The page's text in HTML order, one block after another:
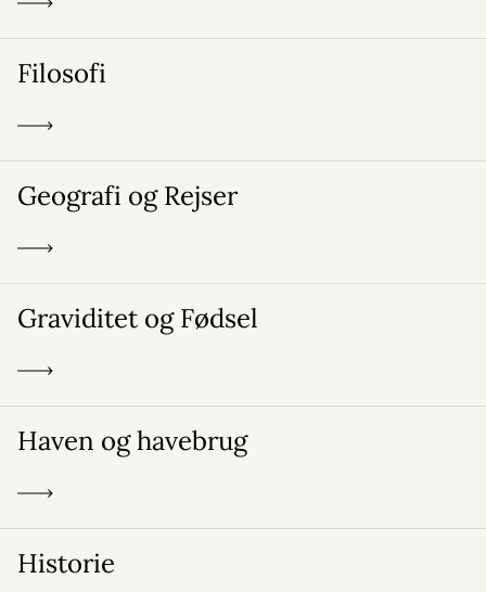
Filosofi
Geografi og Rejser
Graviditet og Fødsel
Haven og havebrug
Historie